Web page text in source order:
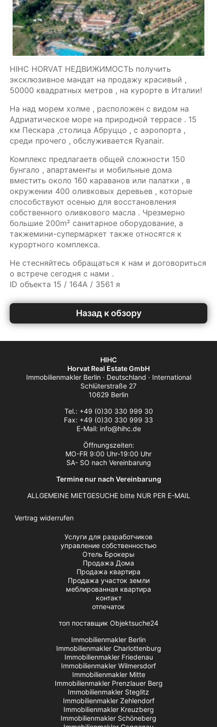
HIHC HORVAT НЕДВИЖИМОСТЬ получить
эксклюзивное мандат на продажу красивый ,
50000 квадратных метров , на курорте в Италии!
На над морем холме , расположен с видом на
Адриатическое море на природной террасе . 15
км Пескара ,столица Абруццо , с аэропорта ,
среди прочего , обслуживается Ryanair.
Комплекс предлагаетв общей сложности 150
бунгало , апартаменты и мобильные дома
вместить около 160 караванов или палатки , в
окружении 400 оливковых деревьев , которые
способствуют осенью для восстановления
собственного оливкового масла . Чрезмерно
большие 200m² санитарное оборудование, а
такжемини-супермаркет также относятся к
курортного комплекса.
Не стесняйтесь обращаться к нам и договориться
о встрече сегодня с нами .
ID объекта 15 / 164A / 3561 я
Назад к обзору
HIHC
Horvat Real Estate GmbH
Immobilienmakler Berlin · Deutschland · International
Schlüterstraße 27
10629 Berlin
Tel.: +49 (0)30 330 999 30
Fax: +49 (0)30 330 999 33
E-Mail: info@hihc.de
Öffnungszeiten:
MO-FR 9:00 Uhr-19:00 Uhr
SA- SO nach Vereinbarung
Termine nur nach Vereinbarung
ALLGEMEINE MIETGESUCHE bitte NUR PER E-MAIL
Vertrag widerrufen
Услуги для разработчиков
управление собственностью
Отель Брокеры
Продажа Дома
Продажа квартира
Продажа участок земли
меблированная квартира
контакт
отпечаток
топ поставщик Objektsuche24
Immobilienmakler Berlin
Immobilienmakler Charlottenburg
Immobilienmakler Friedenau
Immobilienmakler Wilmersdorf
Immobilienmakler Mitte
Immobilienmakler Prenzlauer Berg
Immobilienmakler Steglitz
Immobilienmakler Zehlendorf
Immobilienmakler Kreuzberg
Immobilienmakler Schöneberg